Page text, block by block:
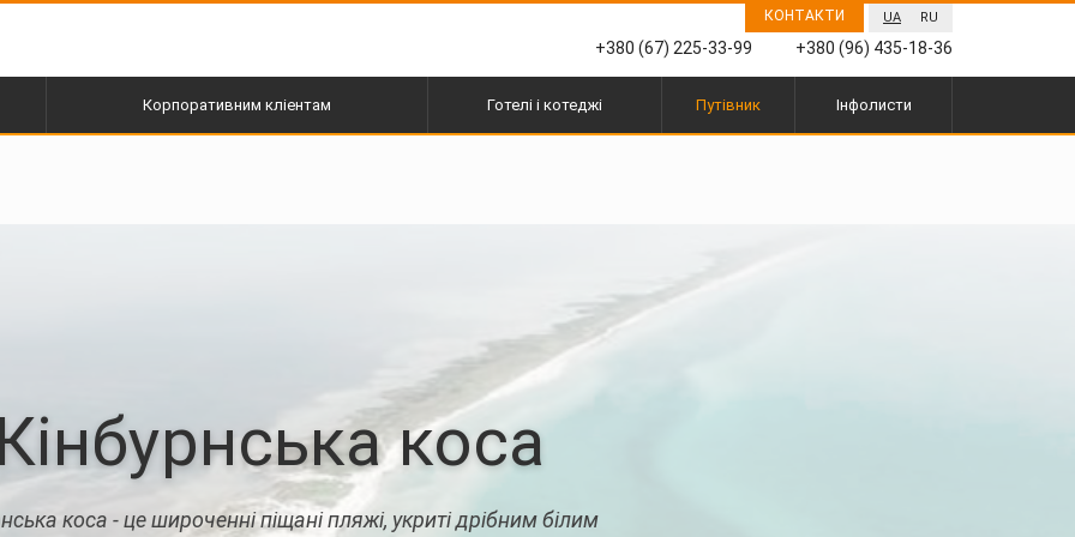
UA RU
КОНТАКТИ
+380 (67) 225-33-99 +380 (96) 435-18-36
Корпоративним кліентам Готелі і котеджі Путівник Інфолисти
Кінбурнська коса
коса - це широченні піщані пляжі, укриті дрібним білим